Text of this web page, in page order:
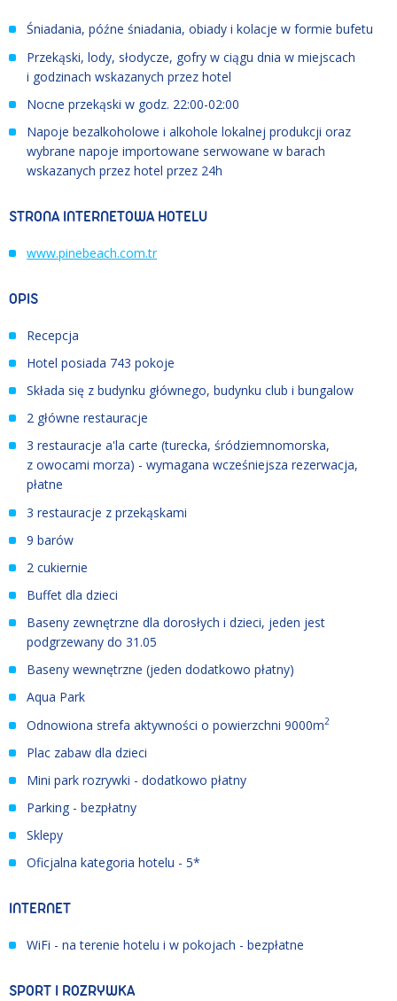
Śniadania, późne śniadania, obiady i kolacje w formie bufetu
Przekąski, lody, słodycze, gofry w ciągu dnia w miejscach
i godzinach wskazanych przez hotel
Nocne przekąski w godz. 22:00-02:00
Napoje bezalkoholowe i alkohole lokalnej produkcji oraz
wybrane napoje importowane serwowane w barach
wskazanych przez hotel przez 24h
STRONA INTERNETOWA HOTELU
www.pinebeach.com.tr
OPIS
Recepcja
Hotel posiada 743 pokoje
Składa się z budynku głównego, budynku club i bungalow
2 główne restauracje
3 restauracje a'la carte (turecka, śródziemnomorska,
z owocami morza) - wymagana wcześniejsza rezerwacja,
płatne
3 restauracje z przekąskami
9 barów
2 cukiernie
Buffet dla dzieci
Baseny zewnętrzne dla dorosłych i dzieci, jeden jest
podgrzewany do 31.05
Baseny wewnętrzne (jeden dodatkowo płatny)
Aqua Park
Odnowiona strefa aktywności o powierzchni 9000m2
Plac zabaw dla dzieci
Mini park rozrywki - dodatkowo płatny
Parking - bezpłatny
Sklepy
Oficjalna kategoria hotelu - 5*
INTERNET
WiFi - na terenie hotelu i w pokojach - bezpłatne
SPORT I ROZRYWKA